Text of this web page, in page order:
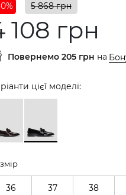
5 868 грн
108 грн
Повернемо 205 грн на
цієї моделі:
36 37 38